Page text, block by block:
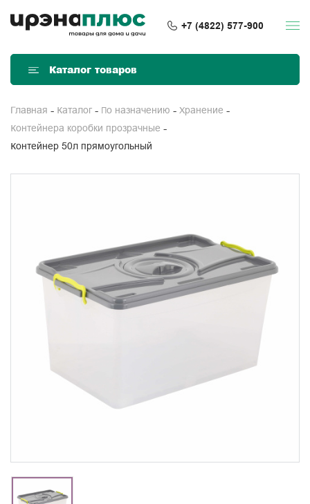
+7 (4822) 577-900
Каталог товаров
Главная Каталог По назначению Хранение
Контейнера коробки прозрачные
Контейнер 50л прямоугольный